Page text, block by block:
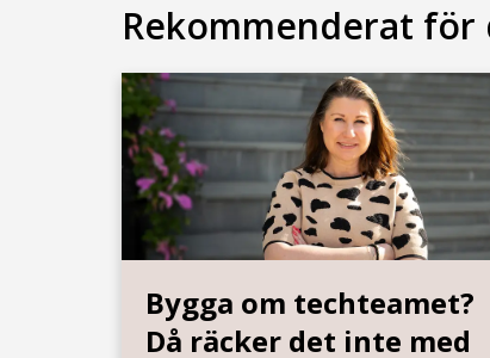
Rekommenderat för
Bygga om techteamet?
Då räcker det inte med